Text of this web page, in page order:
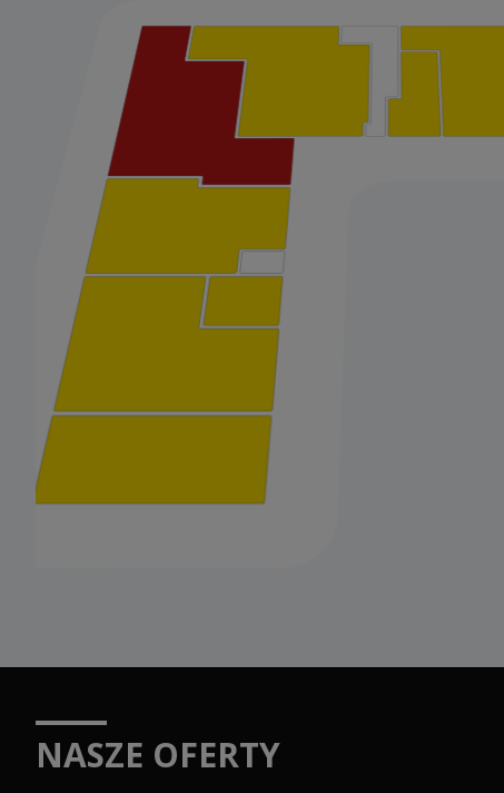
NASZE OFERTY